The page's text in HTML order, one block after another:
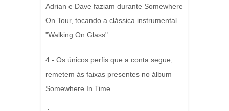
Adrian e Dave faziam durante Somewhere
On Tour, tocando a clássica instrumental
"Walking On Glass".
4 - Os únicos perfis que a conta segue,
remetem às faixas presentes no álbum
Somewhere In Time.